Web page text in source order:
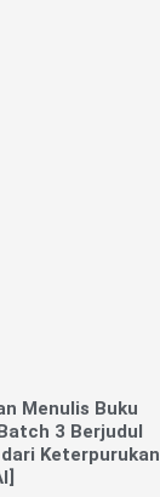
Menulis Buku
3 Berjudul
Keterpurukan